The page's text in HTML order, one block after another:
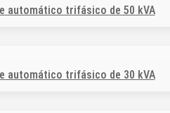
automático trifásico de 50 kVA
automático trifásico de 30 kVA